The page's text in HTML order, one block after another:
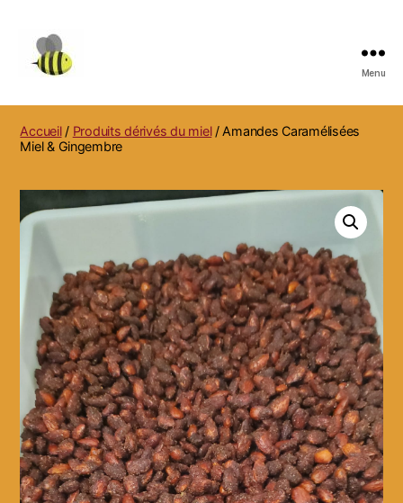
REBUFFO
APICULTEUR,
NIDS
Menu
Accueil/ Produits dérivés du miel/ Amandes Caramélisées
Miel & Gingembre